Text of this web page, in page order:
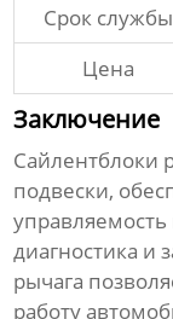
Срок службы
Цена
Заключение
Сайлентблоки
подвески,
диагностика и
рычага
работу